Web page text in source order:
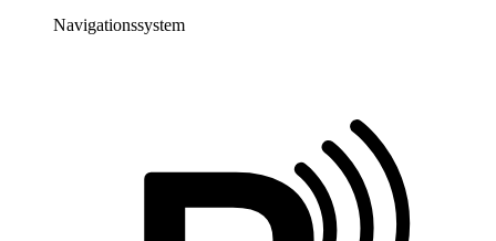
Navigationssystem